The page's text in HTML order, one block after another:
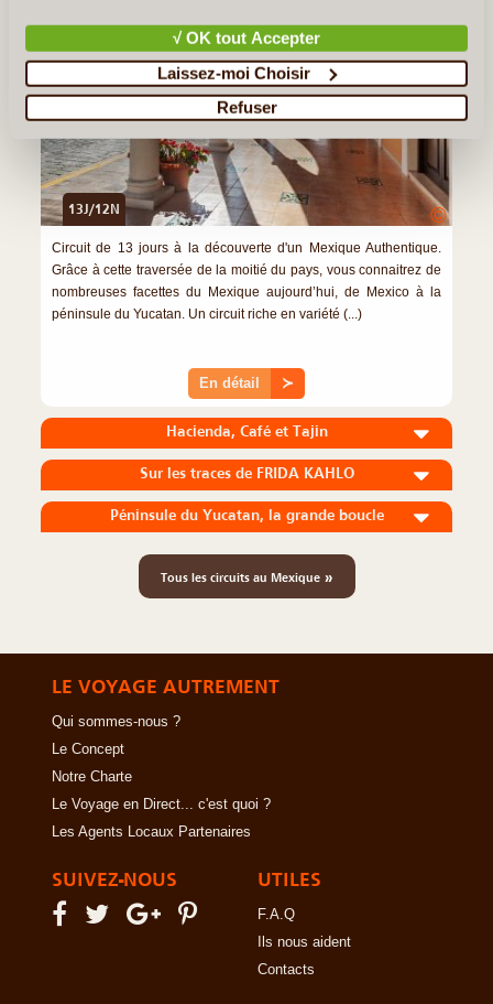
√ OK tout Accepter
Laissez-moi Choisir
Refuser
13J/12N ©
Circuit de 13 jours à la découverte d'un Mexique Authentique.
Grâce à cette traversée de la moitié du pays, vous connaitrez de
nombreuses facettes du Mexique aujourd’hui, de Mexico à la
péninsule du Yucatan. Un circuit riche en variété (...)
En détail ≻
Hacienda, Café et Tajin
Sur les traces de FRIDA KAHLO
Péninsule du Yucatan, la grande boucle
Tous les circuits au Mexique»
LE VOYAGE AUTREMENT
Qui sommes-nous ?
Le Concept
Notre Charte
Le Voyage en Direct... c'est quoi ?
Les Agents Locaux Partenaires
SUIVEZ-NOUS UTILES
F.A.Q
Ils nous aident
Contacts